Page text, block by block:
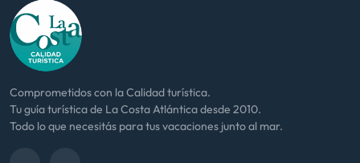
Comprometidos con la Calidad turística.
Tu guía turística de La Costa Atlántica desde 2010.
Todo lo que necesitás para tus vacaciones junto al mar.